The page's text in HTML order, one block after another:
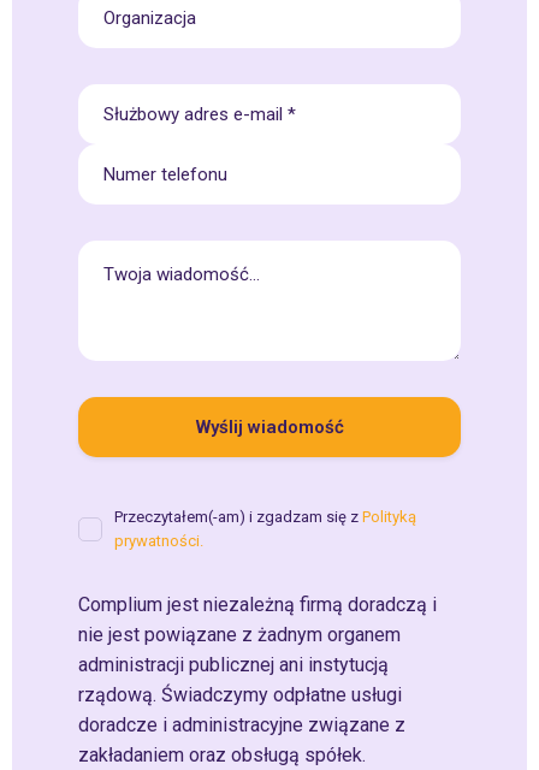
Przeczytałem(-am) i zgadzam się z Polityką
prywatności.
Complium jest niezależną firmą doradczą i
nie jest powiązane z żadnym organem
administracji publicznej ani instytucją
rządową. Świadczymy odpłatne usługi
doradcze i administracyjne związane z
zakładaniem oraz obsługą spółek.